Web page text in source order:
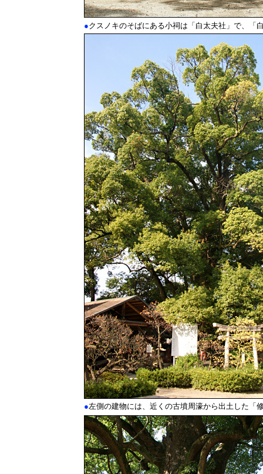
●クスノキのそばにある小祠は「白太夫社」で、「
●左側の建物には、近くの古墳周濠から出土した「